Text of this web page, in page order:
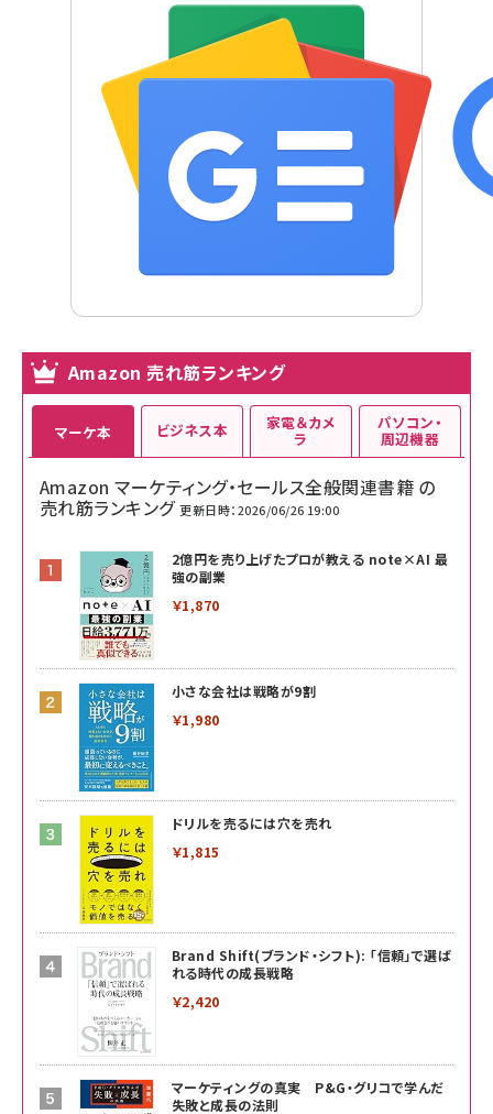
Amazon 売れ筋ランキング
マーケ本
Amazon マーケティング・セールス全般関連書籍 の
売れ筋ランキング 更新日時：2026/06/26 19:00
2億円を売り上げたプロが教える note×AI 最
強の副業
￥1,870
小さな会社は戦略が9割
￥1,980
ドリルを売るには穴を売れ
￥1,815
Brand Shift(ブランド・シフト): 「信頼」で選ば
れる時代の成長戦略
￥2,420
マーケティングの真実 P&G・グリコで学んだ
失敗と成長の法則
ビジネス本 家電＆カメ
ラ
パソコン・
周辺機器